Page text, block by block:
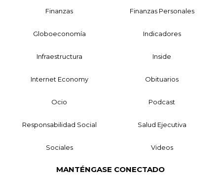
Finanzas Finanzas Personales
Globoeconomía Indicadores
Infraestructura Inside
Internet Economy Obituarios
Ocio Podcast
Responsabilidad Social Salud Ejecutiva
Sociales Videos
MANTÉNGASE CONECTADO